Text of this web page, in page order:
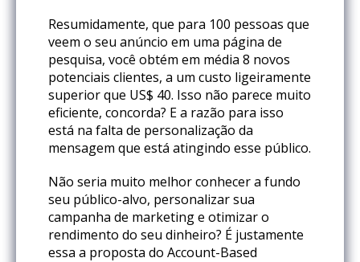
Resumidamente, que para 100 pessoas que
veem o seu anúncio em uma página de
pesquisa, você obtém em média 8 novos
potenciais clientes, a um custo ligeiramente
superior que US$ 40. Isso não parece muito
eficiente, concorda? E a razão para isso
está na falta de personalização da
mensagem que está atingindo esse público.
Não seria muito melhor conhecer a fundo
seu público-alvo, personalizar sua
campanha de marketing e otimizar o
rendimento do seu dinheiro? É justamente
essa a proposta do Account-Based